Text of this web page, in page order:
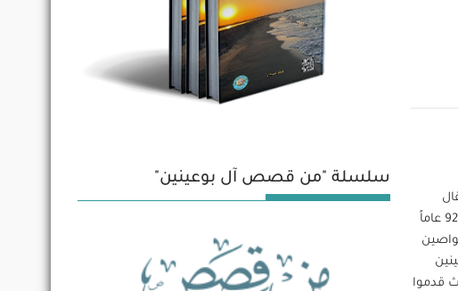
مقابلة صحفية مع الشيخ محمد بن عبدالله المسحل آل بوعينين رحمه الله ( عمره 92 عاماً
اسسوا الجبيل (عينين) عام 1327هـ حيث قدموا
سلسلة "من قصص آل بوعينين"